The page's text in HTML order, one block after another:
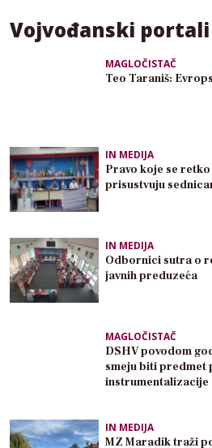
Vojvođanski portali
MAGLOČISTAČ
Teo Taraniš:
IN MEDIJA
Pravo koje se
prisustvuju
IN MEDIJA
Odbornici sutra o
javnih preduzeća
MAGLOČISTAČ
DSHV povodom
smeju biti predmet
instrumentalizacije
IN MEDIJA
MZ Maradik traži